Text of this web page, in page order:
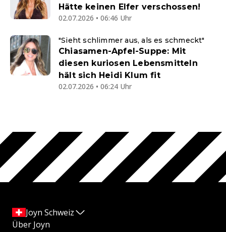
Hätte keinen Elfer verschossen!
02.07.2026 • 06:46 Uhr
"Sieht schlimmer aus, als es schmeckt"
Chiasamen-Apfel-Suppe: Mit
diesen kuriosen Lebensmitteln
hält sich Heidi Klum fit
02.07.2026 • 06:24 Uhr
Joyn Schweiz
Über Joyn